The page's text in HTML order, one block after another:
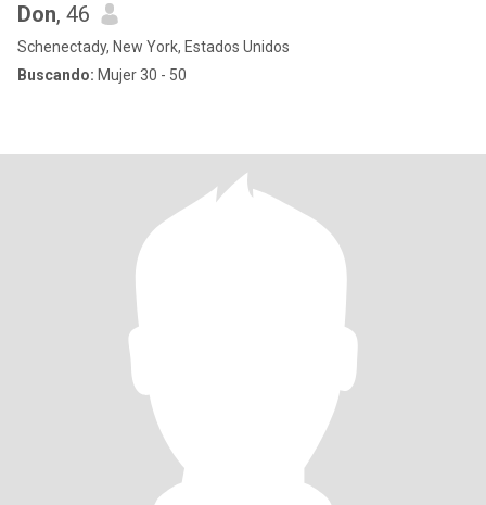
Don, 46
Schenectady, New York, Estados Unidos
Buscando: Mujer 30 - 50